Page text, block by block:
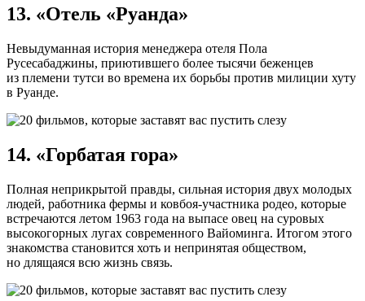
13. «Отель «Руанда»
Невыдуманная история менеджера отеля Пола
Русесабаджины, приютившего более тысячи беженцев
из племени тутси во времена их борьбы против милиции хуту
в Руанде.
14. «Горбатая гора»
Полная неприкрытой правды, сильная история двух молодых
людей, работника фермы и ковбоя-участника родео, которые
встречаются летом 1963 года на выпасе овец на суровых
высокогорных лугах современного Вайоминга. Итогом этого
знакомства становится хоть и непринятая обществом,
но длящаяся всю жизнь связь.